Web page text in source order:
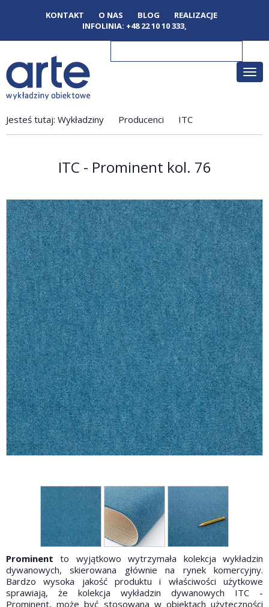
KONTAKT O NAS BLOG
REALIZACJE
INFOLINIA: +48 22 10 10 333,
Jesteś tutaj: Wykładziny Producenci ITC
ITC - Prominent kol. 76
Prominent to wyjątkowo wytrzymała kolekcja wykładzin
dywanowych, skierowana głównie na rynek komercyjny.
Bardzo wysoka jakość produktu i właściwości użytkowe
sprawiają, że kolekcja wykładzin dywanowych ITC -
Prominent, może być stosowana w obiektach użyteczności